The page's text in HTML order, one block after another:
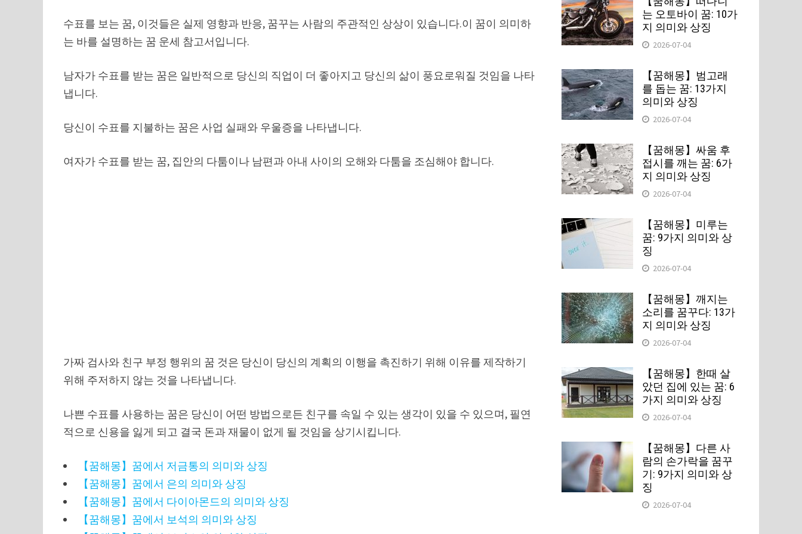
수표를 보는 꿈, 이것들은 실제 영향과 반응, 꿈꾸는 사람의 주관적인 상상이 있습니다.이 꿈이 의미하
는 바를 설명하는 꿈 운세 참고서입니다.
남자가 수표를 받는 꿈은 일반적으로 당신의 직업이 더 좋아지고 당신의 삶이 풍요로워질 것임을 나타
냅니다.
당신이 수표를 지불하는 꿈은 사업 실패와 우울증을 나타냅니다.
여자가 수표를 받는 꿈, 집안의 다툼이나 남편과 아내 사이의 오해와 다툼을 조심해야 합니다.
가짜 검사와 친구 부정 행위의 꿈 것은 당신이 당신의 계획의 이행을 촉진하기 위해 이유를 제작하기
위해 주저하지 않는 것을 나타냅니다.
나쁜 수표를 사용하는 꿈은 당신이 어떤 방법으로든 친구를 속일 수 있는 생각이 있을 수 있으며, 필연
적으로 신용을 잃게 되고 결국 돈과 재물이 없게 될 것임을 상기시킵니다.
【꿈해몽】꿈에서 저금통의 의미와 상징
【꿈해몽】꿈에서 은의 의미와 상징
【꿈해몽】꿈에서 다이아몬드의 의미와 상징
【꿈해몽】꿈에서 보석의 의미와 상징
는 오토바이 꿈: 10가
지 의미와 상징
2026-07-04
【꿈해몽】범고래
를 돕는 꿈: 13가지
의미와 상징
2026-07-04
【꿈해몽】싸움 후
접시를 깨는 꿈: 6가
지 의미와 상징
2026-07-04
【꿈해몽】미루는
꿈: 9가지 의미와 상
징
2026-07-04
【꿈해몽】깨지는
소리를 꿈꾸다: 13가
지 의미와 상징
2026-07-04
【꿈해몽】한때 살
았던 집에 있는 꿈: 6
가지 의미와 상징
2026-07-04
【꿈해몽】다른 사
람의 손가락을 꿈꾸
기: 9가지 의미와 상
징
2026-07-04